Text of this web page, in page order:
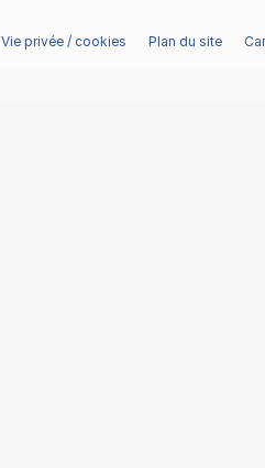
Vie privée / cookies Plan du site